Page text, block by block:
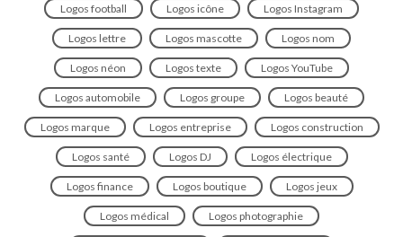
Logos football Logos icône Logos Instagram
Logos lettre Logos mascotte Logos nom
Logos néon Logos texte Logos YouTube
Logos automobile Logos groupe Logos beauté
Logos marque Logos entreprise Logos construction
Logos santé Logos DJ Logos électrique
Logos finance Logos boutique Logos jeux
Logos médical Logos photographie